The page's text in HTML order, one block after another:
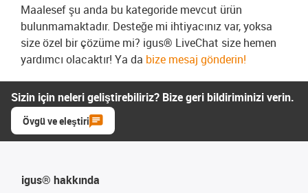
Maalesef şu anda bu kategoride mevcut ürün
bulunmamaktadır. Desteğe mi ihtiyacınız var, yoksa
size özel bir çözüme mi? igus® LiveChat size hemen
yardımcı olacaktır! Ya da bize mesaj gönderin!
Sizin için neleri geliştirebiliriz? Bize geri bildiriminizi verin.
Övgü ve eleştiri
igus® hakkında